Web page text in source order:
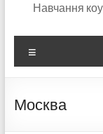
Навчання
Москва